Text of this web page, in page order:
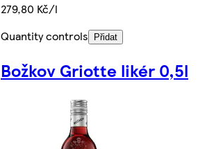
279,80 Kč/l
Quantity controls
Přidat
Božkov Griotte likér 0,5l